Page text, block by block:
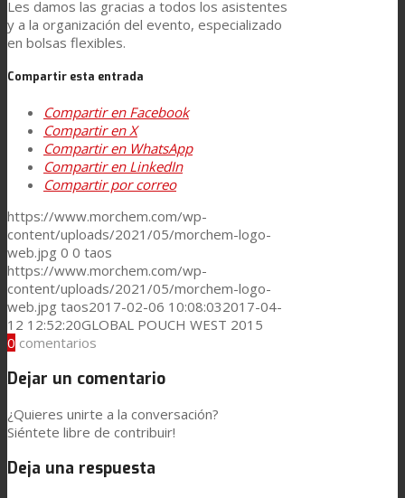
Noticias
Contacto
Buscar
Menú Menú
Les damos las gracias a todos los asistentes
y a la organización del evento, especializado
en bolsas flexibles.
Compartir esta entrada
Compartir en Facebook
Compartir en X
Compartir en WhatsApp
Compartir en LinkedIn
Compartir por correo
https://www.morchem.com/wp-
content/uploads/2021/05/morchem-logo-
web.jpg 0 0 taos
https://www.morchem.com/wp-
content/uploads/2021/05/morchem-logo-
web.jpg taos2017-02-06 10:08:032017-04-
12 12:52:20GLOBAL POUCH WEST 2015
0 comentarios
Dejar un comentario
¿Quieres unirte a la conversación?
Siéntete libre de contribuir!
Deja una respuesta